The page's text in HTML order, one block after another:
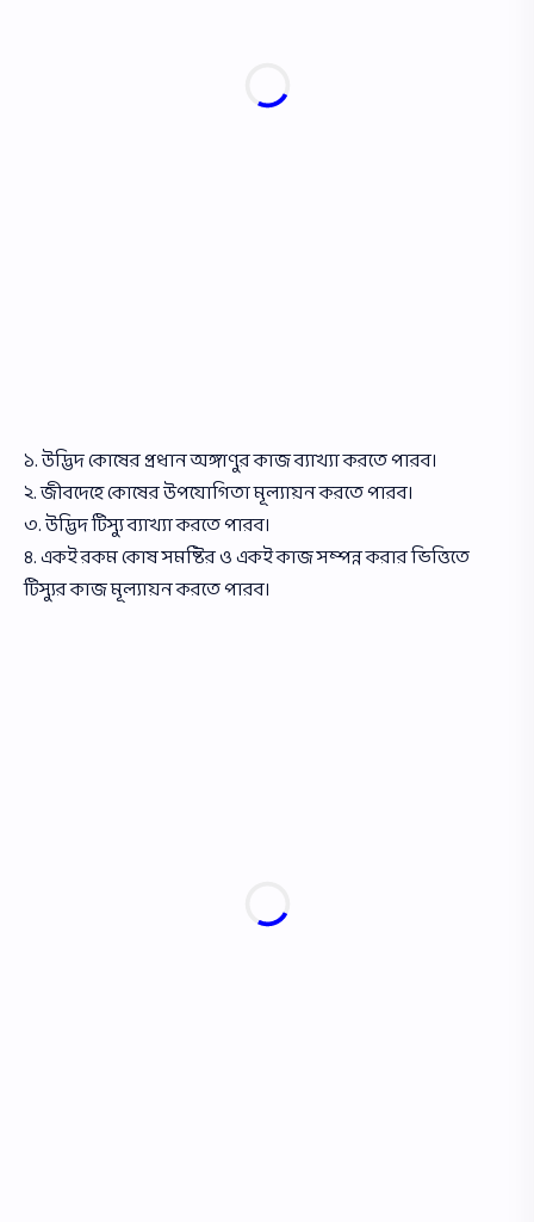
১. উদ্ভিদ কোষের প্রধান অঙ্গাণুর কাজ ব্যাখ্যা করতে পারব।
২. জীবদেহে কোষের উপযােগিতা মূল্যায়ন করতে পারব।
৩. উদ্ভিদ টিস্যু ব্যাখ্যা করতে পারব।
৪. একই রকম কোষ সমষ্টির ও একই কাজ সম্পন্ন করার ভিত্তিতে
টিস্যুর কাজ মূল্যায়ন করতে পারব।